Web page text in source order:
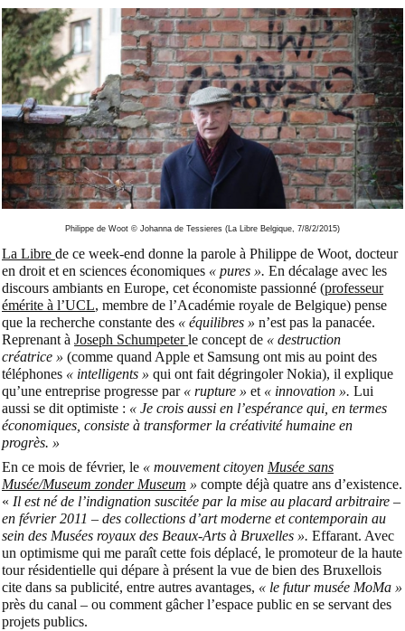
Philippe de Woot © Johanna de Tessieres (La Libre Belgique, 7/8/2/2015)
La Libre de ce week-end donne la parole à Philippe de Woot, docteur
en droit et en sciences économiques « pures ». En décalage avec les
discours ambiants en Europe, cet économiste passionné (professeur
émérite à l’UCL, membre de l’Académie royale de Belgique) pense
que la recherche constante des « équilibres » n’est pas la panacée.
Reprenant à Joseph Schumpeterle concept de « destruction
créatrice » (comme quand Apple et Samsung ont mis au point des
téléphones « intelligents » qui ont fait dégringoler Nokia), il explique
qu’une entreprise progresse par « rupture » et « innovation ». Lui
aussi se dit optimiste : « Je crois aussi en l’espérance qui, en termes
économiques, consiste à transformer la créativité humaine en
progrès. »
En ce mois de février, le « mouvement citoyen Musée sans
Musée/Museum zonder Museum » compte déjà quatre ans d’existence.
« Il est né de l’indignation suscitée par la mise au placard arbitraire –
en février 2011 – des collections d’art moderne et contemporain au
sein des Musées royaux des Beaux-Arts à Bruxelles ». Effarant. Avec
un optimisme qui me paraît cette fois déplacé, le promoteur de la haute
tour résidentielle qui dépare à présent la vue de bien des Bruxellois
cite dans sa publicité, entre autres avantages, « le futur musée MoMa »
près du canal – ou comment gâcher l’espace public en se servant des
projets publics.